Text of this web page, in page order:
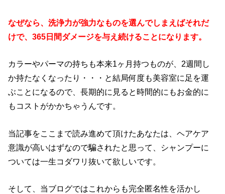
なぜなら、洗浄力が強力なものを選んでしまえばそれだ
けで、365日間ダメージを与え続けることになります。
カラーやパーマの持ちも本来1ヶ月持つものが、2週間し
か持たなくなったり・・・と結局何度も美容室に足を運
ぶことになるので、長期的に見ると時間的にもお金的に
もコストがかかちゃうんです。
当記事をここまで読み進めて頂けたあなたは、ヘアケア
意識が高いはずなので騙されたと思って、シャンプーに
ついては一生コダワリ抜いて欲しいです。
そして、当ブログではこれからも完全匿名性を活かし